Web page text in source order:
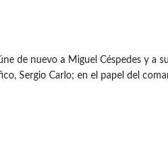
de nuevo a Miguel Céspedes y a
Sergio Carlo; en el papel del